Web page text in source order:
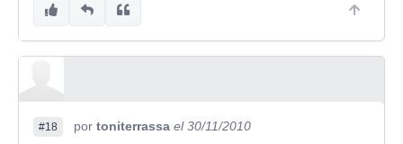
#18 por toniterrassa el 30/11/2010